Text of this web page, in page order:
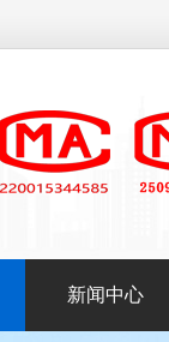
新闻中心